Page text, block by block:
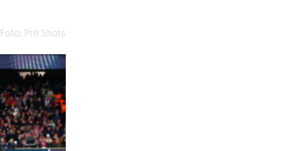
Foto: Pro Shots